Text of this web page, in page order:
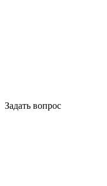
Задать вопрос